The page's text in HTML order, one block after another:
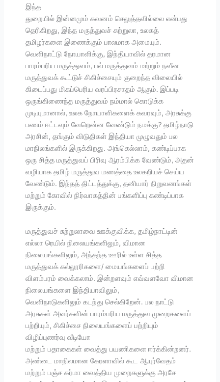
இந்த
துறையில் இன்னமும் கவனம் செலுத்தவில்லை என்பது
தெரிகிறது, இந்த மருத்துவச் சுற்றுலா, உலகத்
தமிழர்களை இணைக்கும் பாலமாக அமையும்.
வெளிநாட்டு நோயாளிக்கு, இந்தியாவில் தரமான
பாரம்பரிய மருத்துவம், பல் மருத்துவம் மற்றும் நவீன
மருத்துவக் கூட்டுச் சிகிச்சையும் குறைந்த விலையில்
கிடைப்பது மிகப்பெரிய வரப்பிரசாதம் ஆகும். இப்படி
ஒருங்கிணைந்த மருத்துவம் நம்மால் கொடுக்க
முடியுமானால், உலக நோயாளிகளைக் கவரவும், அரசுக்கு
பணம் ஈட்டவும் வேறென்ன வேண்டும் நமக்கு? தமிழ்நாடு
அரசின், தங்கும் விடுதிகள் இந்தியா முழுவதும் பல
மாநிலங்களில் இருக்கிறது. அங்கெல்லாம், கண்டிப்பாக
ஒரு சித்த மருத்துவப் பிரிவு ஆரம்பிக்க வேண்டும், அதன்
வழியாக தமிழ் மருத்துவ மணத்தை உலகறியச் செய்ய
வேண்டும். இந்தத் திட்டத்துக்கு, தனியார் நிறுவனங்கள்
மற்றும் கோவில் நிர்வாகத்தின் பங்களிப்பு கண்டிப்பாக
இருக்கும்.
மருத்துவச் சுற்றுலாவை ஊக்குவிக்க, தமிழ்நாட்டின்
எல்லா ரெயில் நிலையங்களிலும், விமான
நிலையங்களிலும், அந்தந்த ஊரில் உள்ள சித்த
மருத்துவக் கல்லூரிகளை/ மையங்களைப் பற்றி
விளம்பரம் வைக்கலாம். இன்றளவும் எவ்வளவோ விமான
நிலையங்களை இந்தியாவிலும்,
வெளிநாடுகளிலும் கடந்து செல்கிறேன். பல நாட்டு
அரசுகள் அவர்களின் பாரம்பரிய மருத்துவ முறைகளைப்
பற்றியும், சிகிச்சை நிலையங்களைப் பற்றியும்
விழிப்புணர்வு வீடியோ
மற்றும் பதாகைகள் வைத்து பயணிகளை ஈர்க்கின்றனர்.
அண்டை மாநிலமான கேரளாவில் கூட ஆயுர்வேதம்
மற்றும் பஞ்ச கர்மா வைத்திய முறைகளுக்கு அரசே